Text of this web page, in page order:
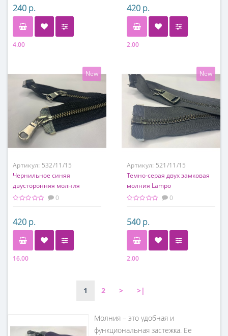
240 р.
4.00
420 р.
2.00
New
Артикул: 532/11/15
Чернильное синяя
двусторонняя молния
Marella для одежды
0
420 р.
16.00
New
Артикул: 521/11/15
Темно-серая двух замковая
молния Lampo
0
540 р.
2.00
1 2 > >|
Молния – это удобная и
функциональная застежка. Ее